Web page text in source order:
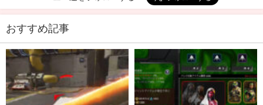
おすすめ記事